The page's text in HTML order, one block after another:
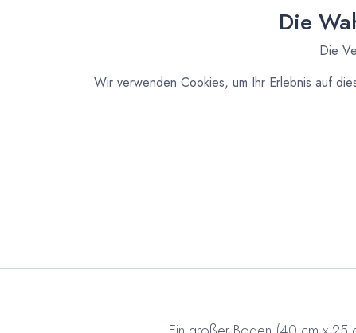
Die
Die
Wir verwenden Cookies, um Ihr Erlebnis auf